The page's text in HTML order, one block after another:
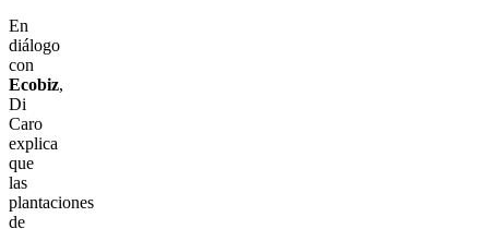
En
diálogo
con
Ecobiz,
Di
Caro
explica
que
las
plantaciones
de